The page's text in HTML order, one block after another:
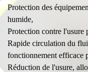
Protection des
humide,
Protection contre l'usure
Rapide circulation du
fonctionnement efficace
Réduction de l'usure,